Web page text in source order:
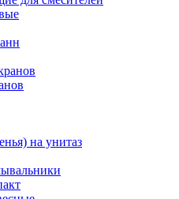
на унитаз